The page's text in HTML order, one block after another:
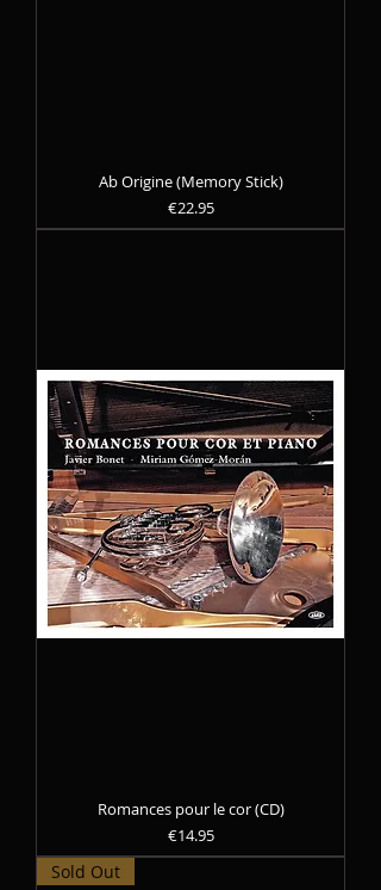
Ab Origine (Memory Stick)
Precio
€22.95
Romances pour le cor (CD)
Precio
€14.95
Sold Out